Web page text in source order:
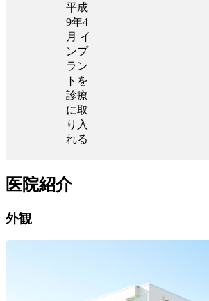
平成
9年4
月 イ
ンプ
ラン
トを
診療
に取
り入
れる
医院紹介
外観